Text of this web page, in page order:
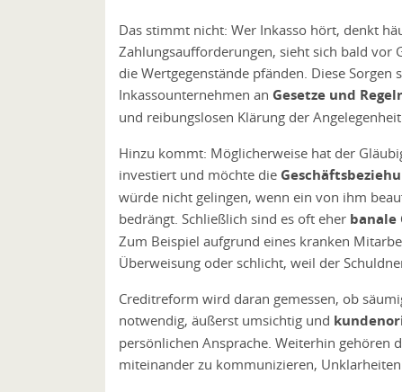
Das stimmt nicht: Wer Inkasso hört, denkt
Zahlungsaufforderungen, sieht sich bald vor
die Wertgegenstände pfänden. Diese
Inkassounternehmen an Gesetze und
und reibungslosen Klärung der
Hinzu kommt: Möglicherweise hat der
investiert und möchte die
würde nicht gelingen, wenn ein von ihm
bedrängt. Schließlich sind es oft eher banale
Zum Beispiel aufgrund eines kranken
Überweisung oder schlicht, weil der
Creditreform wird daran gemessen, ob
notwendig, äußerst umsichtig und
persönlichen Ansprache. Weiterhin gehören
miteinander zu kommunizieren,